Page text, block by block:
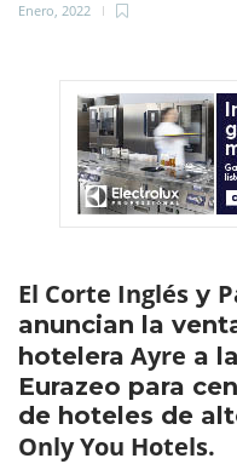
Enero, 2022
El Corte Inglés y
anuncian la
hotelera Ayre a
Eurazeo para
de hoteles de
Only You Hotels.